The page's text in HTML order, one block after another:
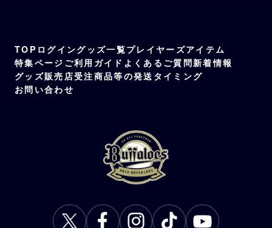
TOP ログイングッズ一覧プレイヤーズアイテム
特集ページ ご利用ガイド よくあるご質問新着情報
グッズ販売店受注商品等の発送タイミング
お問い合わせ